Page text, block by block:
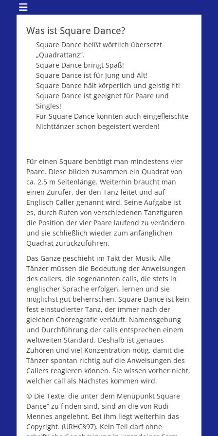
Was ist Square Dance?
Square Dance heißt wörtlich übersetzt
„Quadrattanz“.
Square Dance bringt Spaß!
Square Dance ist für Jung und Alt!
Square Dance hält körperlich und geistig fit!
Square Dance ist geeignet für Paare und
Singles!
Für Square Dance konnten auch eingefleischte
Nichttänzer schon begeistert werden!
Für einen Square benötigt man mindestens vier
Paare. Diese bilden zusammen ein Quadrat von
ca. 2,5 m Seitenlänge. Weiterhin braucht man
einen Zurufer, der den Tanz leitet und auf
Englisch Caller genannt wird. Seine Aufgabe ist
es, durch Rufen von verschiedenen Tanzfiguren
die Position der vier Paare laufend zu verändern
und sie schließlich wieder zum anfänglichen
Quadrat zurückzuführen.
Das Ganze geschieht im Takt der Musik. Alle
Tänzer müssen die Bedeutung der Anweisungen
des callers, die sogenannten calls, die stets in
englischer Sprache erfolgen, lernen und sie
möglichst gut beherrschen. Square Dance ist kein
fest einstudierter Tanz, der immer nach der
gleichen Choreografie verläuft. Namensgebung
und Durchführung der calls entsprechen einem
weltweiten Standard. Deshalb ist genaues
Zuhören und viel Konzentration nötig, damit die
Tänzer spontan richtig auf die Anweisungen des
Callers reagieren können. Sie wissen vorher nicht,
welcher call als Nächstes kommen wird.
© Die Texte, die unter dem Menüpunkt Square
Dance“ zu finden sind, sind an die von Rudi
Mennes angelehnt. Bei ihm liegt weiterhin das
Copyright. (URHG§97). Kein Teil darf ohne